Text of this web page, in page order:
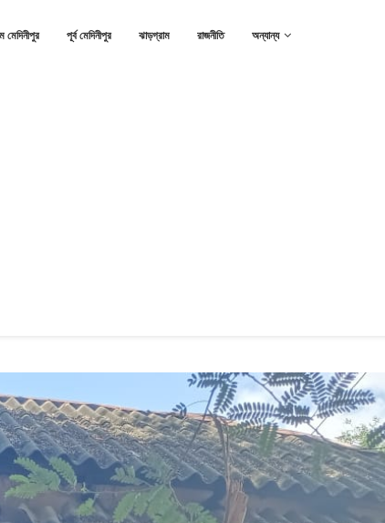
মেদিনীপুর পূর্ব মেদিনীপুর ঝাড়গ্রাম রাজনীতি অন্যান্য